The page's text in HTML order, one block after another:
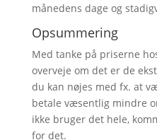
månedens dage og
Opsummering
Med tanke på priserne
overveje om det er de
du kan nøjes med fx. at
betale væsentlig mindre
ikke bruger det hele,
for det.